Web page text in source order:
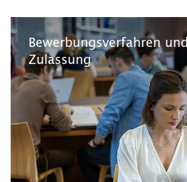
Bewerbungsverfahren und
Zulassung